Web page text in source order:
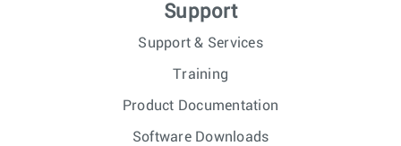
Support
Support & Services
Training
Product Documentation
Software Downloads